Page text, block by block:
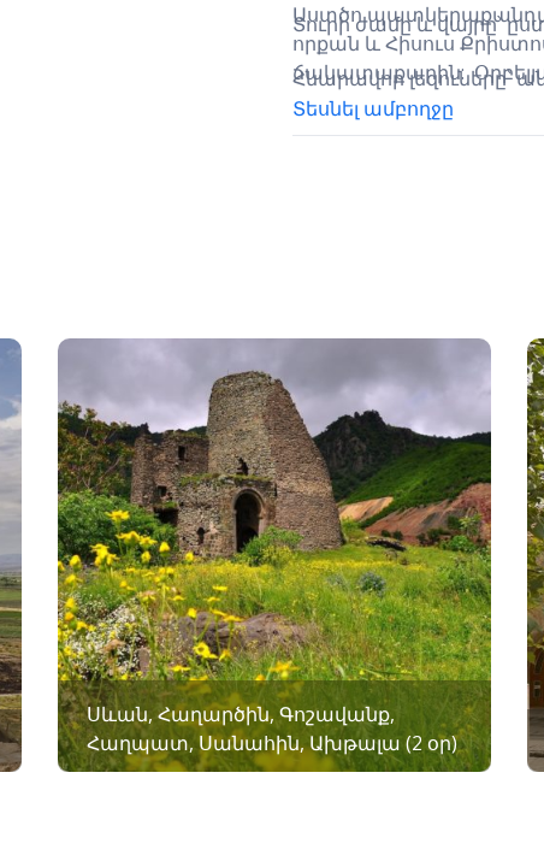
Աստծո
որքան և Հիսուս
ճակատաքարին:
այս եկեղեցին հայտնի
գերեզմանատուն, որն
Տուրի ժամը և վայրը՝
Հնարավոր լեզուները՝
կազմակերպելու
փոփոխություններ
Տեսնել ամբողջը
Սևան, Հաղարծին, Գոշավանք,
Հաղպատ, Սանահին, Ախթալա (2 օր)